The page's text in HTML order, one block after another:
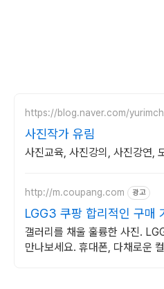
https://blog.naver.com/
사진작가 유림
사진교육, 사진강의, 사진강연,
http://m.coupang.com 광고
LGG3 쿠팡 합리적인 구매
갤러리를 채울 훌륭한 사진.
만나보세요. 휴대폰, 다채로운